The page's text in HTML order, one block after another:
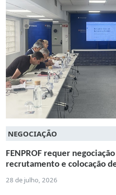
NEGOCIAÇÃO
FENPROF requer
recrutamento e colocação
28 de julho, 2026